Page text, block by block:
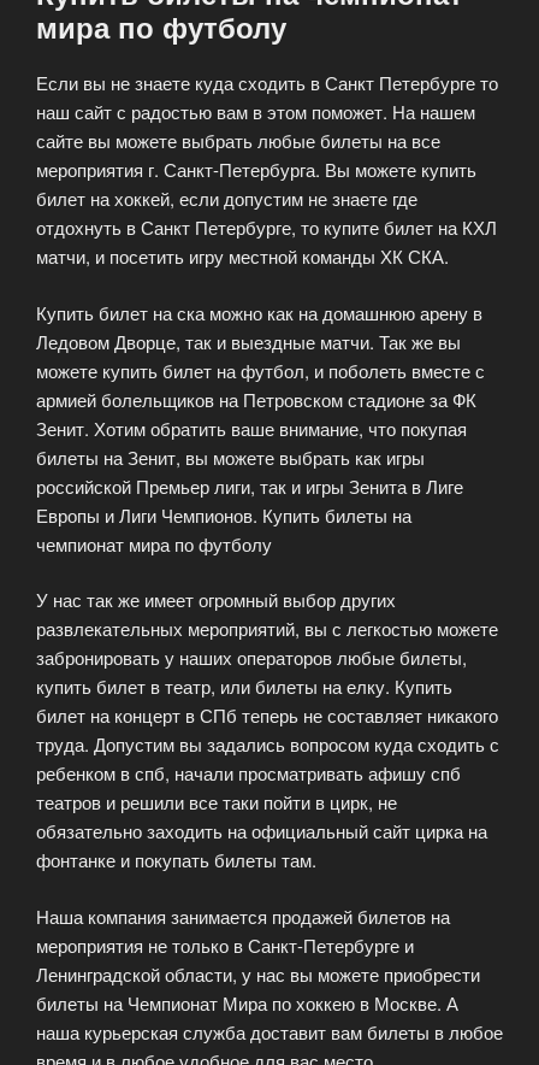
мира по футболу
Если вы не знаете куда сходить в Санкт Петербурге то
наш сайт с радостью вам в этом поможет. На нашем
сайте вы можете выбрать любые билеты на все
мероприятия г. Санкт-Петербурга. Вы можете купить
билет на хоккей, если допустим не знаете где
отдохнуть в Санкт Петербурге, то купите билет на КХЛ
матчи, и посетить игру местной команды ХК СКА.
Купить билет на ска можно как на домашнюю арену в
Ледовом Дворце, так и выездные матчи. Так же вы
можете купить билет на футбол, и поболеть вместе с
армией болельщиков на Петровском стадионе за ФК
Зенит. Хотим обратить ваше внимание, что покупая
билеты на Зенит, вы можете выбрать как игры
российской Премьер лиги, так и игры Зенита в Лиге
Европы и Лиги Чемпионов. Купить билеты на
чемпионат мира по футболу
У нас так же имеет огромный выбор других
развлекательных мероприятий, вы с легкостью можете
забронировать у наших операторов любые билеты,
купить билет в театр, или билеты на елку. Купить
билет на концерт в СПб теперь не составляет никакого
труда. Допустим вы задались вопросом куда сходить с
ребенком в спб, начали просматривать афишу спб
театров и решили все таки пойти в цирк, не
обязательно заходить на официальный сайт цирка на
фонтанке и покупать билеты там.
Наша компания занимается продажей билетов на
мероприятия не только в Санкт-Петербурге и
Ленинградской области, у нас вы можете приобрести
билеты на Чемпионат Мира по хоккею в Москве. А
наша курьерская служба доставит вам билеты в любое